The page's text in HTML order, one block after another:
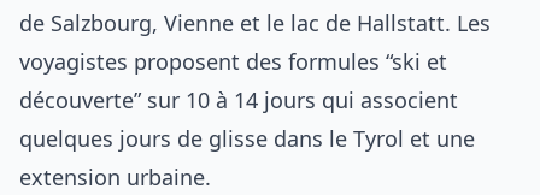
de Salzbourg, Vienne et le lac de Hallstatt. Les
voyagistes proposent des formules “ski et
découverte” sur 10 à 14 jours qui associent
quelques jours de glisse dans le Tyrol et une
extension urbaine.